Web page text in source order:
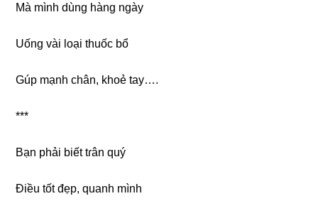
Mà mình dùnɡ hànɡ ngày
Uốnɡ vài loại thuốc bổ
Gúp mạnh chân, khoẻ tay….
***
Bạn phải biết tɾân quý
Điều tốt đẹp, quanh mình